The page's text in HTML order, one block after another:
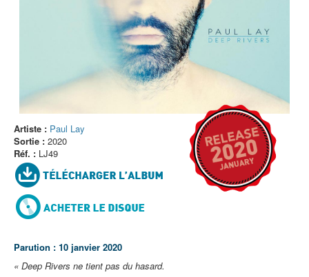
Artiste : Paul Lay
Sortie : 2020
Réf. : LJ49
Parution : 10 janvier 2020
« Deep Rivers ne tient pas du hasard.